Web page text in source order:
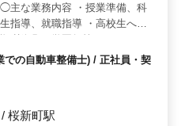
ます。
主な業務内容 ・授業準備、科
指導、就職指導 ・高校生への
科説明 ・学園祭等のイベント
ュラムならびに教材開発 自動
を支える若者に生きた教育を提
ベテランメカニックとして培
を、存分に活かせる職場です！
での自動車整備士) / 正社員・契
桜新町駅